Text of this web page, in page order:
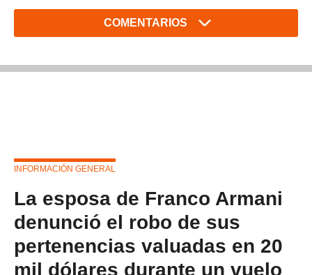
COMENTARIOS